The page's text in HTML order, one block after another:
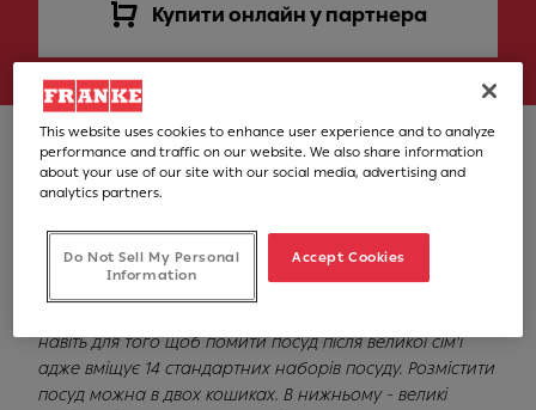
Купити онлайн у партнера
навіть для того щоб помити посуд після великої сім'ї
адже вміщує 14 стандартних наборів посуду. Розмістити
посуд можна в двох кошиках. В нижньому - великі
This website uses cookies to enhance user experience and to analyze
performance and traffic on our website. We also share information
about your use of our site with our social media, advertising and
analytics partners.
Do Not Sell My Personal
Information
Accept Cookies